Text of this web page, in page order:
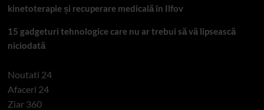
kinetoterapie și recuperare medicală în Ilfov
15 gadgeturi tehnologice care nu ar trebui să vă lipsească
niciodată
Noutati 24
Afaceri 24
Ziar 360